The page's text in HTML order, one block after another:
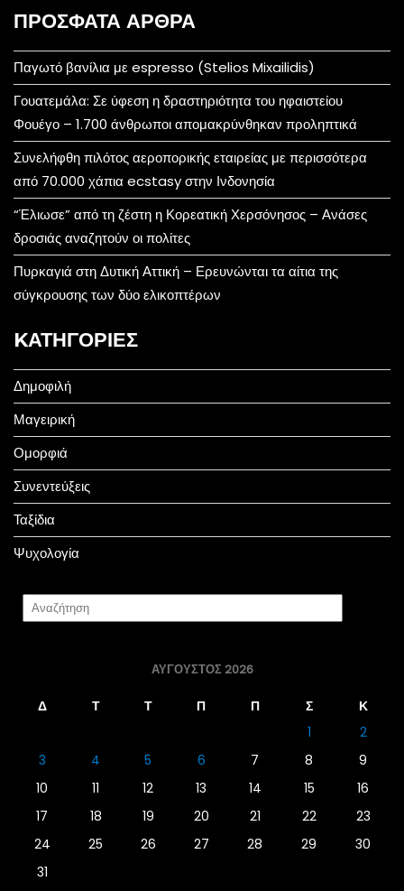
ΠΡΌΣΦΑΤΑ ΆΡΘΡΑ
Παγωτό βανίλια με espresso (Stelios Mixailidis)
Γουατεμάλα: Σε ύφεση η δραστηριότητα του ηφαιστείου
Φουέγο – 1.700 άνθρωποι απομακρύνθηκαν προληπτικά
Συνελήφθη πιλότος αεροπορικής εταιρείας με περισσότερα
από 70.000 χάπια ecstasy στην Ινδονησία
“Έλιωσε” από τη ζέστη η Κορεατική Χερσόνησος – Ανάσες
δροσιάς αναζητούν οι πολίτες
Πυρκαγιά στη Δυτική Αττική – Ερευνώνται τα αίτια της
σύγκρουσης των δύο ελικοπτέρων
KΑΤΗΓΟΡΊΕΣ
Δημοφιλή
Μαγειρική
Ομορφιά
Συνεντεύξεις
Ταξίδια
Ψυχολογία
ΑΎΓΟΥΣΤΟΣ 2026
Δ Τ Τ Π Π Σ
Κ
1
2
3
4 5 6 7 8
9
10
11 12 13 14 15
16
17
18 19 20 21 22
23
24
25 26 27 28 29
30
31